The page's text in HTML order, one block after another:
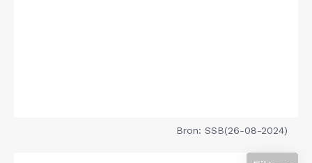
Bron: SSB(26-08-2024)